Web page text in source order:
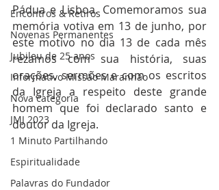
Encontros & Retiros
Novenas Permanentes
Jubileu de 25 anos
Informativo Missão Maranhão
Nova categoria
JMJ 2023
1 Minuto Partilhando
Espiritualidade
Palavras do Fundador
Pádua e Lisboa. Comemoramos sua
memória votiva em 13 de junho, por
este motivo no dia 13 de cada mês
rezamos com sua história, suas
orações, sermões e com os escritos
da Igreja a respeito deste grande
homem que foi declarado santo e
doutor da Igreja.